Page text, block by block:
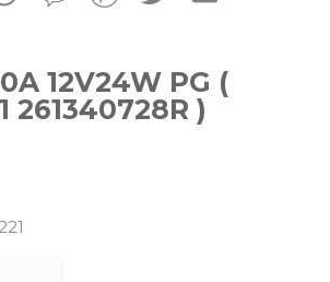
12V24W PG (
261340728R )